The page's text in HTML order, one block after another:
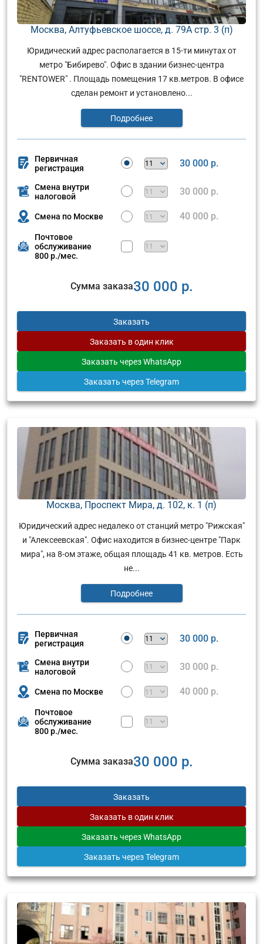
Москва, Алтуфьевское шоссе, д. 79А стр. 3 (п)
Юридический адрес располагается в 15-ти минутах от
метро "Бибирево". Офис в здании бизнес-центра
"RENTOWER" . Площадь помещения 17 кв.метров. В офисе
сделан ремонт и установлено...
Подробнее
Первичная
регистрация
30 000 р.
Смена внутри
налоговой
30 000 р.
Смена по Москве 40 000 р.
Почтовое
обслуживание
800 р./мес.
Сумма заказа30 000 р.
Заказать
Заказать в один клик
Заказать через WhatsApp
Заказать через Telegram
Москва, Проспект Мира, д. 102, к. 1 (п)
Юридический адрес недалеко от станций метро "Рижская"
и "Алексеевская". Офис находится в бизнес-центре "Парк
мира", на 8-ом этаже, общая площадь 41 кв. метров. Есть
не...
Подробнее
Первичная
регистрация
30 000 р.
Смена внутри
налоговой
30 000 р.
Смена по Москве 40 000 р.
Почтовое
обслуживание
800 р./мес.
Сумма заказа30 000 р.
Заказать
Заказать в один клик
Заказать через WhatsApp
Заказать через Telegram